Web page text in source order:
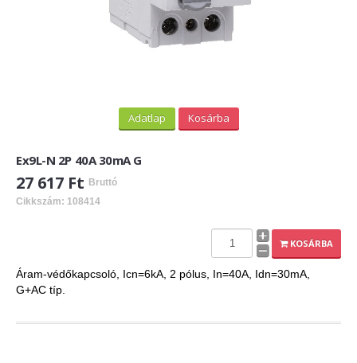
FIZETÉSI MÓDOK
ÁRLISTA
Adatlap Kosárba
Ex9L-N 2P 40A 30mA G
27 617 Ft Bruttó
Cikkszám: 108414
KOSÁRBA
Áram-védőkapcsoló, Icn=6kA, 2 pólus, In=40A, Idn=30mA,
G+AC típ.